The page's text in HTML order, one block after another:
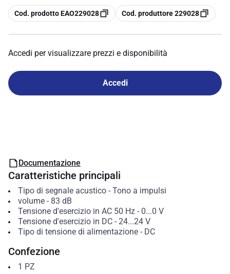
copia
Cod. prodotto EAO229028 copia
Cod. produttore 229028
Accedi per visualizzare prezzi e disponibilità
Accedi
Documentazione
Caratteristiche principali
Tipo di segnale acustico- Tono a impulsi
volume- 83 dB
Tensione d'esercizio in AC 50 Hz- 0...0 V
Tensione d'esercizio in DC- 24...24 V
Tipo di tensione di alimentazione- DC
Confezione
1 PZ